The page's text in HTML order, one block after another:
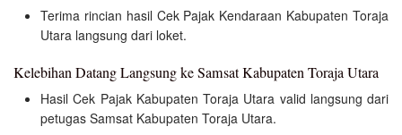
Terima rincian hasil Cek Pajak Kendaraan Kabupaten Toraja
Utara langsung dari loket.
Kelebihan Datang Langsung ke Samsat Kabupaten Toraja Utara
Hasil Cek Pajak Kabupaten Toraja Utara valid langsung dari
petugas Samsat Kabupaten Toraja Utara.